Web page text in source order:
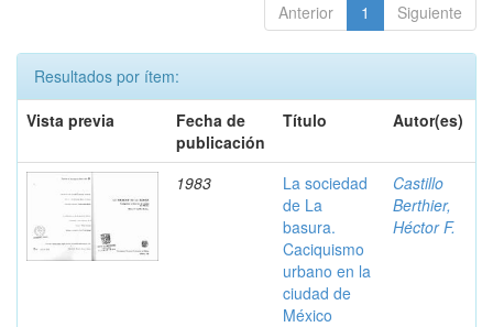
Anterior 1 Siguiente
Resultados por ítem:
Vista previa
Fecha de
publicación
Título Autor(es)
1983
La sociedad
de La
basura.
Caciquismo
urbano en la
ciudad de
México
Castillo
Berthier,
Héctor F.